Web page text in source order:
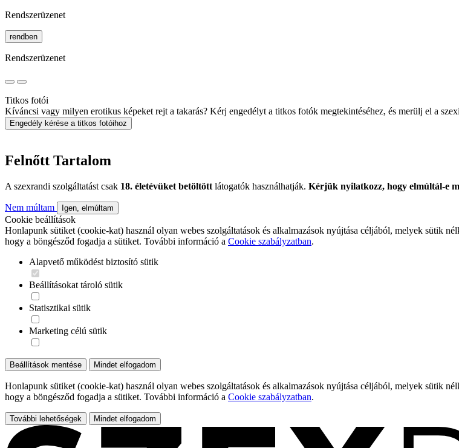
Rendszerüzenet
rendben
Rendszerüzenet
Titkos fotói
Kíváncsi vagy milyen erotikus képeket rejt a takarás? Kérj engedélyt a titkos fotók megtekintéséhez, és merülj el a
Engedély kérése a titkos fotóihoz
Felnőtt Tartalom
A szexrandi szolgáltatást csak 18. életévüket betöltött látogatók használhatják. Kérjük nyilatkozz, hogy elmúltál-e
Nem múltam Igen, elmúltam
Cookie beállítások
Honlapunk sütiket (cookie-kat) használ olyan webes szolgáltatások és alkalmazások nyújtása céljából, melyek sütik
hogy a böngésződ fogadja a sütiket. További információ a Cookie szabályzatban.
Alapvető működést biztosító sütik
Beállításokat tároló sütik
Statisztikai sütik
Marketing célú sütik
Beállítások mentése Mindet elfogadom
Honlapunk sütiket (cookie-kat) használ olyan webes szolgáltatások és alkalmazások nyújtása céljából, melyek sütik
hogy a böngésződ fogadja a sütiket. További információ a Cookie szabályzatban.
További lehetőségek Mindet elfogadom